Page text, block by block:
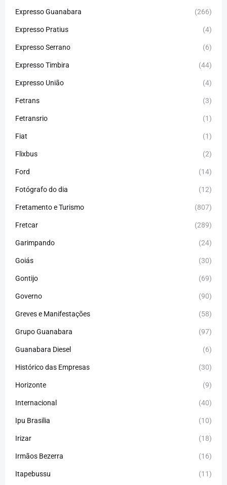
Expresso Guanabara (266)
Expresso Pratius (4)
Expresso Serrano (6)
Expresso Timbira (44)
Expresso União (4)
Fetrans (3)
Fetransrio (1)
Fiat (1)
Flixbus (2)
Ford (14)
Fotógrafo do dia (12)
Fretamento e Turismo (807)
Fretcar (289)
Garimpando (24)
Goiás (30)
Gontijo (69)
Governo (90)
Greves e Manifestações (58)
Grupo Guanabara (97)
Guanabara Diesel (6)
Histórico das Empresas (30)
Horizonte (9)
Internacional (40)
Ipu Brasilia (10)
Irizar (18)
Irmãos Bezerra (16)
Itapebussu (11)